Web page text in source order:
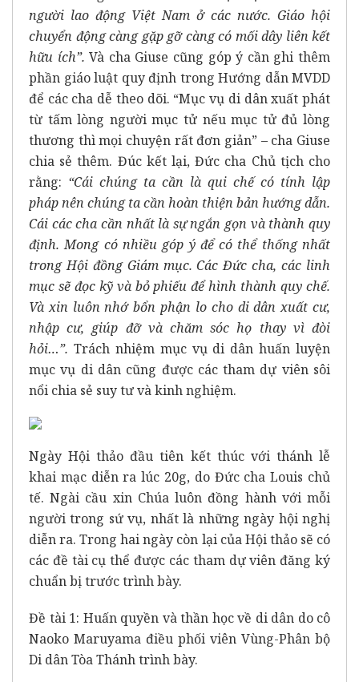
người lao động Việt Nam ở các nước. Giáo hội
chuyển động càng gặp gỡ càng có mối dây liên kết
hữu ích”.Và cha Giuse cũng góp ý cần ghi thêm
phần giáo luật quy định trong Hướng dẫn MVDD
để các cha dễ theo dõi. “Mục vụ di dân xuất phát
từ tấm lòng người mục tử nếu mục tử đủ lòng
thương thì mọi chuyện rất đơn giản” – cha Giuse
chia sẻ thêm. Đúc kết lại, Đức cha Chủ tịch cho
rằng: “Cái chúng ta cần là qui chế có tính lập
pháp nên chúng ta cần hoàn thiện bản hướng dẫn.
Cái các cha cần nhất là sự ngắn gọn và thành quy
định. Mong có nhiều góp ý để có thể thống nhất
trong Hội đồng Giám mục. Các Đức cha, các linh
mục sẽ đọc kỹ và bỏ phiếu để hình thành quy chế.
Và xin luôn nhớ bổn phận lo cho di dân xuất cư,
nhập cư, giúp đỡ và chăm sóc họ thay vì đòi
hỏi…”. Trách nhiệm mục vụ di dân huấn luyện
mục vụ di dân cũng được các tham dự viên sôi
nổi chia sẻ suy tư và kinh nghiệm.
Ngày Hội thảo đầu tiên kết thúc với thánh lễ
khai mạc diễn ra lúc 20g, do Đức cha Louis chủ
tế. Ngài cầu xin Chúa luôn đồng hành với mỗi
người trong sứ vụ, nhất là những ngày hội nghị
diễn ra. Trong hai ngày còn lại của Hội thảo sẽ có
các đề tài cụ thể được các tham dự viên đăng ký
chuẩn bị trước trình bày.
Đề tài 1: Huấn quyền và thần học về di dân do cô
Naoko Maruyama điều phối viên Vùng-Phân bộ
Di dân Tòa Thánh trình bày.